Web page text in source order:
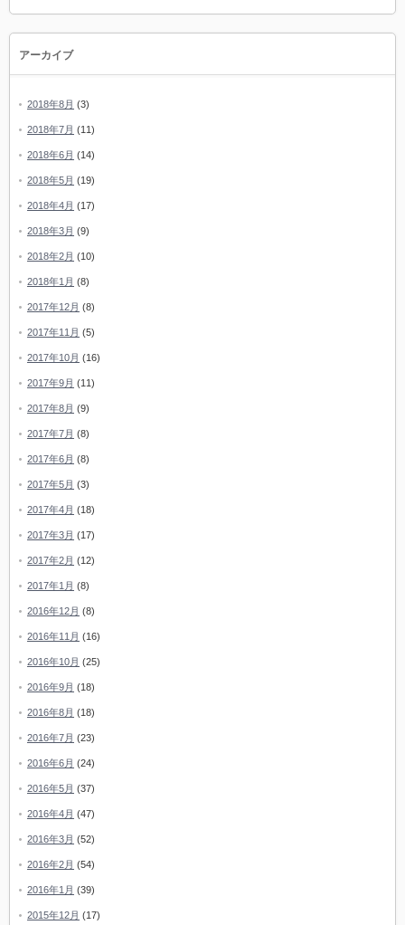
アーカイブ
2018年8月 (3)
2018年7月 (11)
2018年6月 (14)
2018年5月 (19)
2018年4月 (17)
2018年3月 (9)
2018年2月 (10)
2018年1月 (8)
2017年12月 (8)
2017年11月 (5)
2017年10月 (16)
2017年9月 (11)
2017年8月 (9)
2017年7月 (8)
2017年6月 (8)
2017年5月 (3)
2017年4月 (18)
2017年3月 (17)
2017年2月 (12)
2017年1月 (8)
2016年12月 (8)
2016年11月 (16)
2016年10月 (25)
2016年9月 (18)
2016年8月 (18)
2016年7月 (23)
2016年6月 (24)
2016年5月 (37)
2016年4月 (47)
2016年3月 (52)
2016年2月 (54)
2016年1月 (39)
2015年12月 (17)